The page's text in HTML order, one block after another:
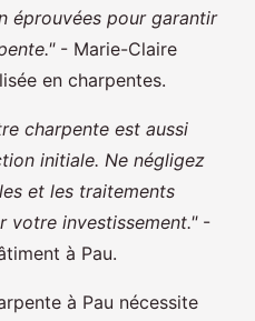
éprouvées pour garantir
- Marie-Claire
en charpentes.
charpente est aussi
initiale. Ne négligez
et les traitements
votre investissement."-
à Pau.
à Pau nécessite